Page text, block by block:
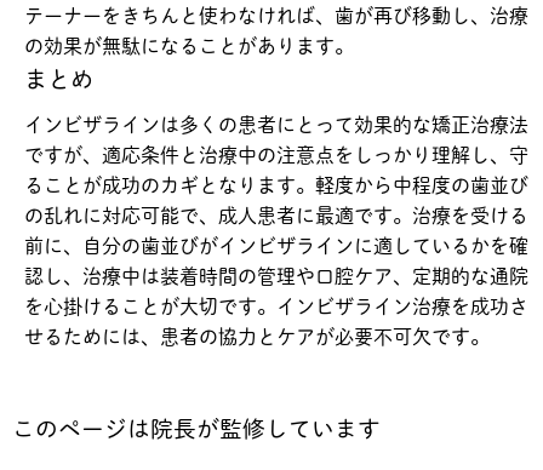
テーナーをきちんと使わなければ、歯が再び移動し、治療
の効果が無駄になることがあります。
まとめ
インビザラインは多くの患者にとって効果的な矯正治療法
ですが、適応条件と治療中の注意点をしっかり理解し、守
ることが成功のカギとなります。軽度から中程度の歯並び
の乱れに対応可能で、成人患者に最適です。治療を受ける
前に、自分の歯並びがインビザラインに適しているかを確
認し、治療中は装着時間の管理や口腔ケア、定期的な通院
を心掛けることが大切です。インビザライン治療を成功さ
せるためには、患者の協力とケアが必要不可欠です。
このページは院長が監修しています